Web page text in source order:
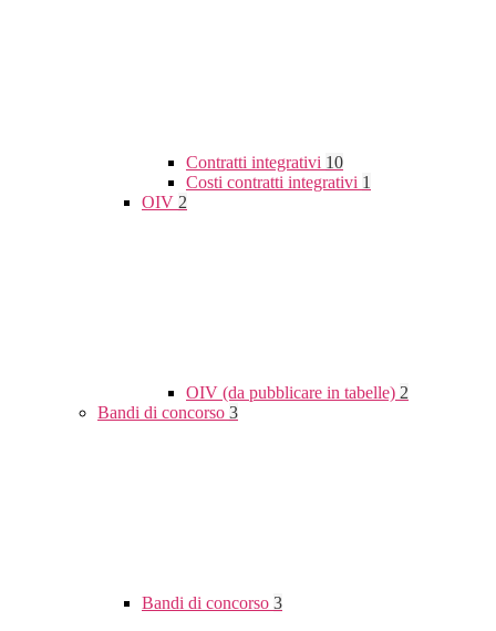
Contratti integrativi 10
Costi contratti integrativi 1
OIV 2
OIV (da pubblicare in tabelle) 2
Bandi di concorso 3
Bandi di concorso 3